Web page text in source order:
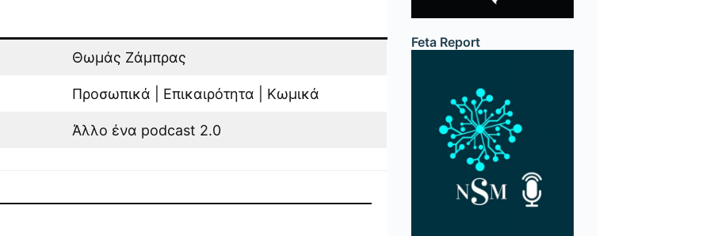
τα παιδιά μας
όπου ζούμε όλοι
11/06/2026
πρόβληματα των ΛΟΑΤΚΙ+
Θωμάς Ζάμπρας
Προσωπικά | Επικαιρότητα | Κωμικά
Άλλο ένα podcast 2.0
Feta Report